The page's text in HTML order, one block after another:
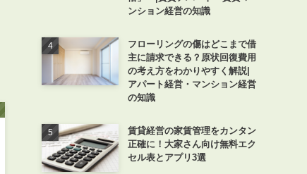
ンション経営の知識
フローリングの傷はどこまで借
主に請求できる？原状回復費用
の考え方をわかりやすく解説|
アパート経営・マンション経営
の知識
賃貸経営の家賃管理をカンタン
正確に！大家さん向け無料エク
セル表とアプリ3選